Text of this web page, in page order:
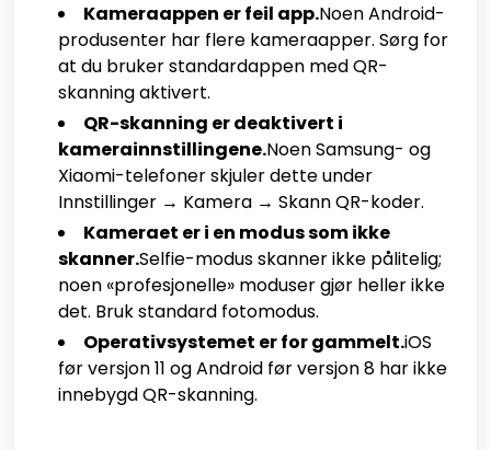
Kameraappen er feil app.Noen Android-
produsenter har flere kameraapper. Sørg for
at du bruker standardappen med QR-
skanning aktivert.
QR-skanning er deaktivert i
kamerainnstillingene.Noen Samsung- og
Xiaomi-telefoner skjuler dette under
Innstillinger → Kamera → Skann QR-koder.
Kameraet er i en modus som ikke
skanner.Selfie-modus skanner ikke pålitelig;
noen «profesjonelle» moduser gjør heller ikke
det. Bruk standard fotomodus.
Operativsystemet er for gammelt.iOS
før versjon 11 og Android før versjon 8 har ikke
innebygd QR-skanning.